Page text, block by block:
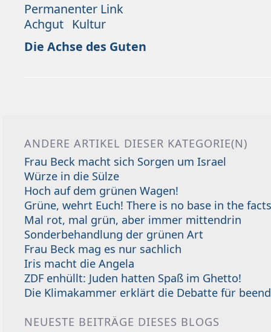
Permanenter Link
Achgut Kultur
Die Achse des Guten
ANDERE ARTIKEL DIESER KATEGORIE(N)
Frau Beck macht sich Sorgen um Israel
Würze in die Sülze
Hoch auf dem grünen Wagen!
Grüne, wehrt Euch! There is no base in the
Mal rot, mal grün, aber immer mittendrin
Sonderbehandlung der grünen Art
Frau Beck mag es nur sachlich
Iris macht die Angela
ZDF enhüllt: Juden hatten Spaß im Ghetto!
Die Klimakammer erklärt die Debatte für
NEUESTE BEITRÄGE DIESES BLOGS